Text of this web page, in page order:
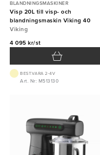
BLANDNINGSMASKINER
Visp 20L till visp- och
blandningsmaskin Viking 40
Viking
4 095 kr/st
BEST.VARA 2-4V
Art. Nr: M513130